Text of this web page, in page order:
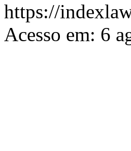
https://
Acesso em: 6